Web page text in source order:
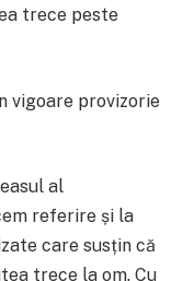
trece peste
vigoare provizorie
al
referire și la
care susțin că
trece la om. Cu